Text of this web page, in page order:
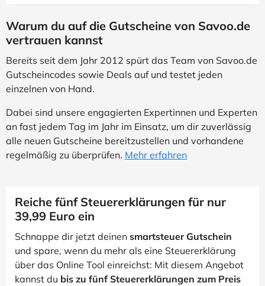
Warum du auf die Gutscheine von Savoo.de
vertrauen kannst
Bereits seit dem Jahr 2012 spürt das Team von Savoo.de
Gutscheincodes sowie Deals auf und testet jeden
einzelnen von Hand.
Dabei sind unsere engagierten Expertinnen und Experten
an fast jedem Tag im Jahr im Einsatz, um dir zuverlässig
alle neuen Gutscheine bereitzustellen und vorhandene
regelmäßig zu überprüfen. Mehr erfahren
Reiche fünf Steuererklärungen für nur
39,99 Euro ein
Schnappe dir jetzt deinen smartsteuer Gutschein
und spare, wenn du mehr als eine Steuererklärung
über das Online Tool einreichst: Mit diesem Angebot
kannst du bis zu fünf Steuererklärungen zum Preis